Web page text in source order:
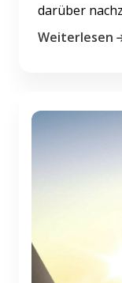
darüber
Weiterlesen